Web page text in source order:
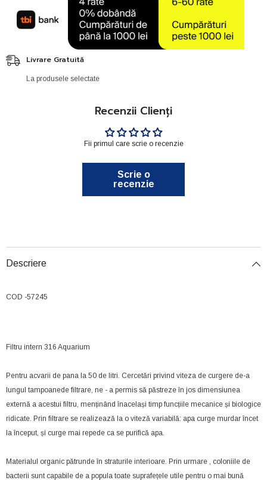
Livrare Gratuită
La produsele selectate
Recenzii Clienți
Fii primul care scrie o recenzie
Scrie o
recenzie
Descriere
COD -57245
Filtru intern 316 Aquarium
Pentru acvarii de pana la 50 de litri. Cercetări privind viteza de curgere de-a
lungul tampoanede filtrare, ne - a permis să păstreze în jos dimensiunea
externă a acestui filtru, menținând înacelași timp funcțiile mecanice și biologice
ridicate. Prin filtrare se realizează la o viteză variabilă: apa curge murdar încet
la început, și curge mai repede ca se purifică apa.
Materialul organic pătrunde în straturile interioare. Prin urmare , coloniile de
bacterii sunt capabile de a popula toate suprafețele utile pentru o mai bună